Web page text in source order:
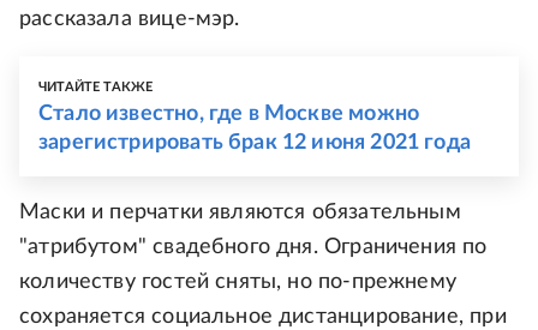
рассказала вице-мэр.
ЧИТАЙТЕ ТАКЖЕ
Стало известно, где в Москве можно
зарегистрировать брак 12 июня 2021 года
Маски и перчатки являются обязательным
"атрибутом" свадебного дня. Ограничения по
количеству гостей сняты, но по-прежнему
сохраняется социальное дистанцирование, при